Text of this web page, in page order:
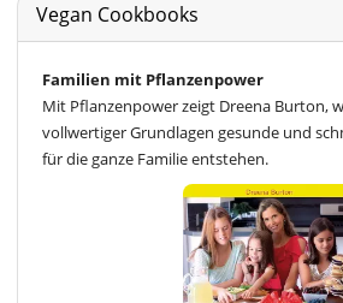
Vegan Cookbooks
Familien mit Pflanzenpower
Mit Pflanzenpower zeigt Dreena Burton,
vollwertiger Grundlagen gesunde und
für die ganze Familie entstehen.